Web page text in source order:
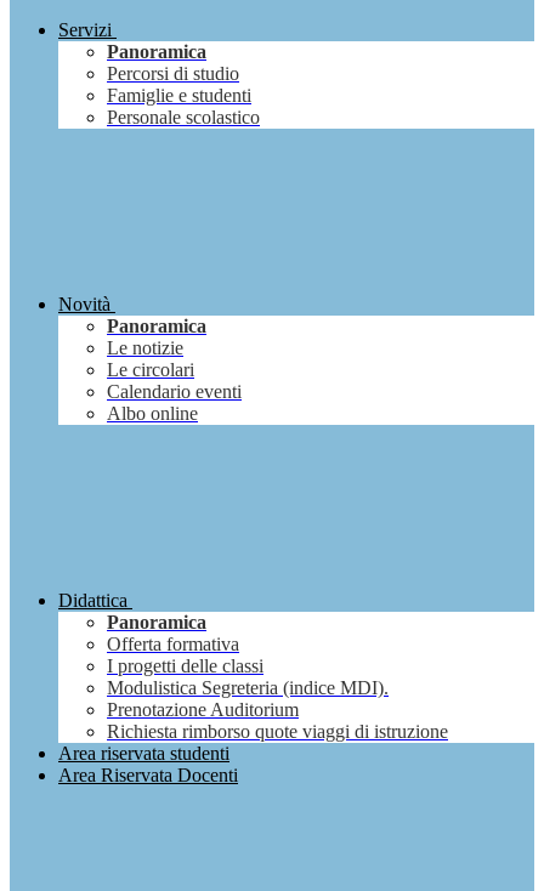
Servizi
Panoramica
Percorsi di studio
Famiglie e studenti
Personale scolastico
Novità
Panoramica
Le notizie
Le circolari
Calendario eventi
Albo online
Didattica
Panoramica
Offerta formativa
I progetti delle classi
Modulistica Segreteria (indice MDI).
Prenotazione Auditorium
Richiesta rimborso quote viaggi di istruzione
Area riservata studenti
Area Riservata Docenti